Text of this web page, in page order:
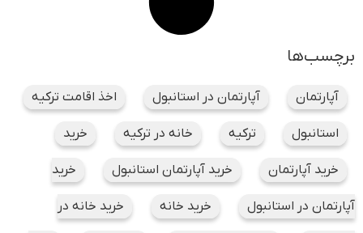
برچسب‌ها
آپارتمان آپارتمان در استانبول اخذ اقامت ترکیه
استانبول ترکیه خانه در ترکیه خرید
خرید آپارتمان خرید آپارتمان استانبول خرید
آپارتمان در استانبول خرید خانه خرید خانه در